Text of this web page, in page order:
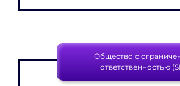
Общество с
ответственностью